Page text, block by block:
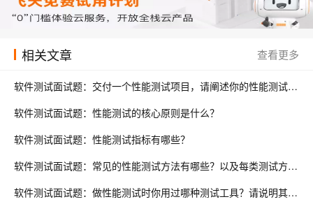
相关文章 查看更多
软件测试面试题：交付一个性能测试项目，请阐述你的性能测试流程?
软件测试面试题：性能测试的核心原则是什么？
软件测试面试题：性能测试指标有哪些？
软件测试面试题：常见的性能测试方法有哪些？以及每类测试方法的目的是什么？
软件测试面试题：做性能测试时你用过哪种测试工具？请说明其工作原理或举例说明工作流程。